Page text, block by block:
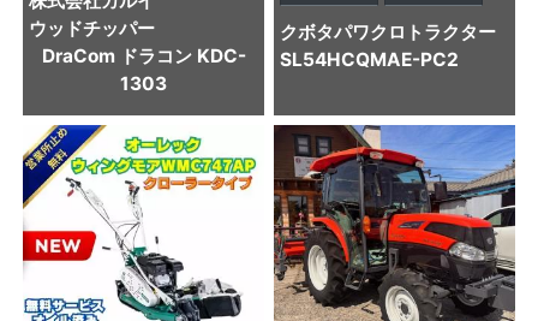
ウッドチッパー
DraCom ドラコン KDC-
1303
クボタパワクロトラクター
SL54HCQMAE-PC2